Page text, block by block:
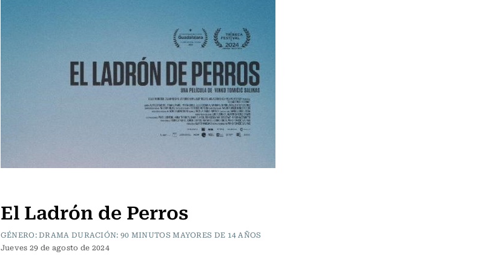
El Ladrón de Perros
GÉNERO: DRAMA DURACIÓN: 90 MINUTOS MAYORES DE 14 AÑOS
Jueves 29 de agosto de 2024